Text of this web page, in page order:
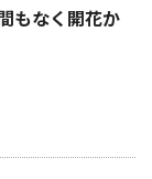
もなく開花か